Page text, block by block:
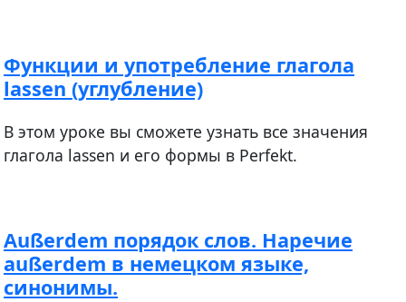
Функции и употребление глагола
lassen (углубление)
В этом уроке вы сможете узнать все значения
глагола lassen и его формы в Perfekt.
Außerdem порядок слов. Наречие
außerdem в немецком языке,
синонимы.